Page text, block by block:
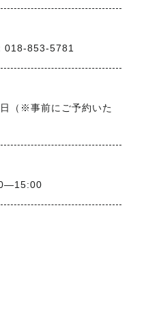
わせはこちら
018-853-5781
（※事前にご予約いた